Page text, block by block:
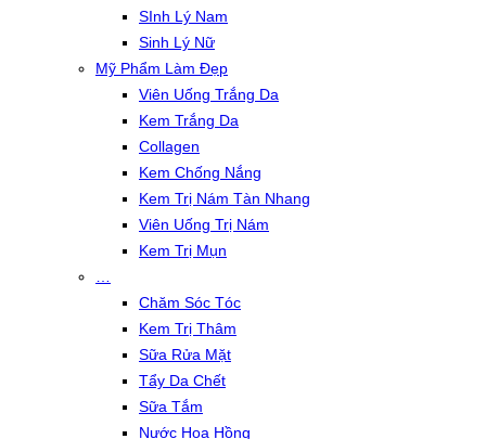
SInh Lý Nam
Sinh Lý Nữ
Mỹ Phẩm Làm Đẹp
Viên Uống Trắng Da
Kem Trắng Da
Collagen
Kem Chống Nắng
Kem Trị Nám Tàn Nhang
Viên Uống Trị Nám
Kem Trị Mụn
Chăm Sóc Tóc
Kem Trị Thâm
Sữa Rửa Mặt
Tẩy Da Chết
Sữa Tắm
Nước Hoa Hồng